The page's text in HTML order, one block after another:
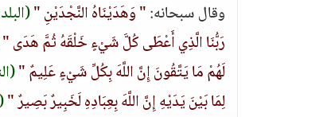
وقال سبحانه:" وَهَدَيْنَاهُ النَّجْدَيْنِ "(البلد:
رَبُّنَا الَّذِي أَعْطَى كُلَّ شَيْءٍ خَلْقَهُ ثُمَّ هَدَى "
لَهُمْ مَا يَتَّقُونَ إِنَّ اللَّهَ بِكُلِّ شَيْءٍ عَلِيمٌ "
لِمَا بَيْنَ يَدَيْهِ إِنَّ اللَّهَ بِعِبَادِهِ لَخَبِيرٌ بَصِيرٌ "